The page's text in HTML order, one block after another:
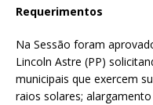
Requerimentos
Na Sessão foram
Lincoln Astre (PP)
municipais que exercem
raios solares;